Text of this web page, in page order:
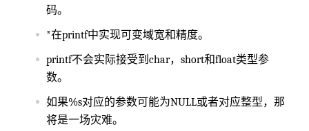
码。
*在printf中实现可变域宽和精度。
printf不会实际接受到char，short和float类型参
数。
如果%s对应的参数可能为NULL或者对应整型，那
将是一场灾难。